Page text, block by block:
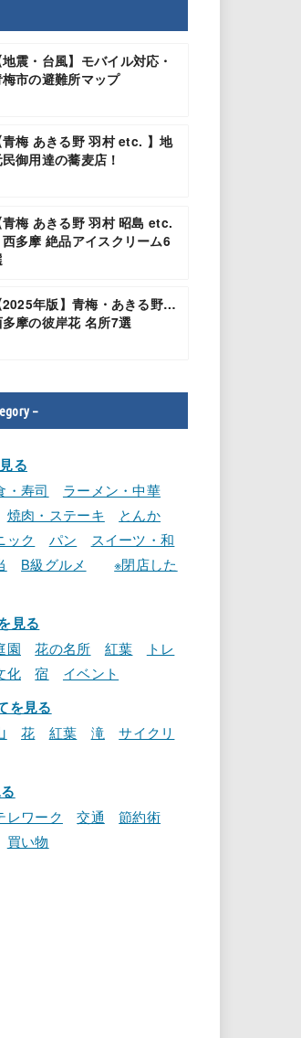
地震・台風】モバイル対応・
梅市の避難所マップ
青梅 あきる野 羽村 etc. 】地
民御用達の蕎麦店！
青梅 あきる野 羽村 昭島 etc.
西多摩 絶品アイスクリーム6
2025年版】青梅・あきる野…
多摩の彼岸花 名所7選
–
る
・寿司
ラーメン・中華
焼肉・ステーキ
とんか
ック パン
スイーツ・和
B級グルメ
※閉店した
見る
園 花の名所 紅葉
トレ
化 宿 イベント
を見る
花 紅葉 滝
サイクリ
レワーク 交通
節約術
買い物